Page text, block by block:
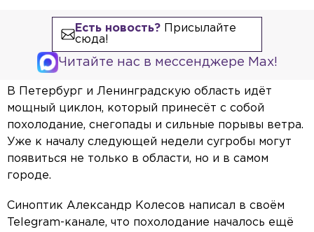
Есть новость?Присылайте
сюда!
Читайте нас в мессенджере Max!
В Петербург и Ленинградскую область идёт
мощный циклон, который принесёт с собой
похолодание, снегопады и сильные порывы ветра.
Уже к началу следующей недели сугробы могут
появиться не только в области, но и в самом
городе.
Синоптик Александр Колесов написал в своём
Telegram-канале, что похолодание началось ещё